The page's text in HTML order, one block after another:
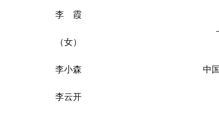
李 霞
（女）
李小森 中
李云开